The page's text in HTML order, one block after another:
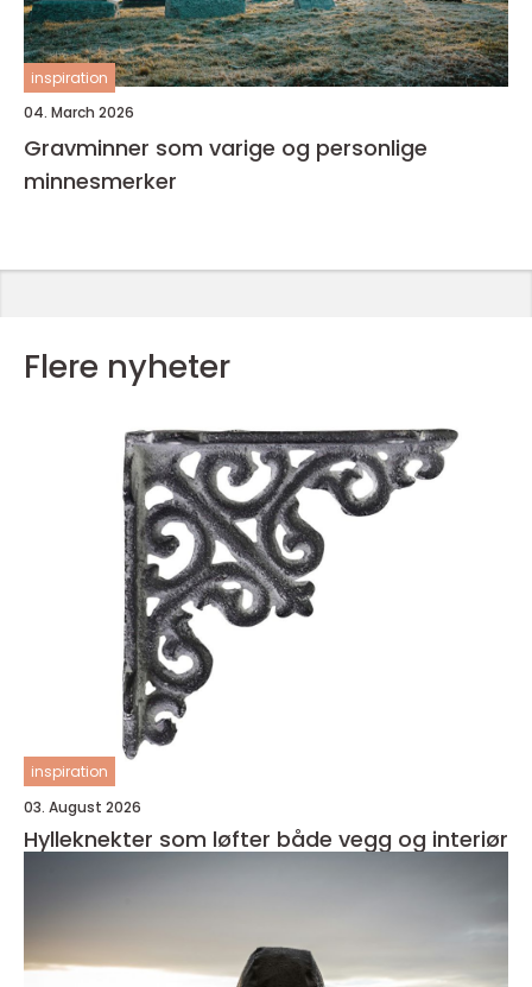
inspiration
04. March 2026
Gravminner som varige og personlige
minnesmerker
Flere nyheter
inspiration
03. August 2026
Hylleknekter som løfter både vegg og interiør